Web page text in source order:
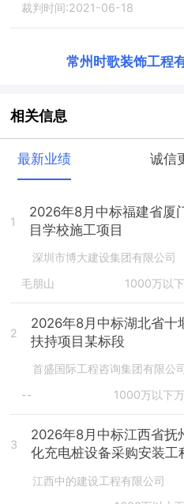
裁判时间:2021-06-18
常州时歌装饰工程
相关信息
最新业绩 诚信
1
2026年8月中标福建省厦
目学校施工项目
深圳市博大建设集团有限公司
毛朋山
1000万以
2
2026年8月中标湖北省十
扶持项目某标段
首盛国际工程咨询集团有限公司
--
1000万以下万
3
2026年8月中标江西省抚
化充电桩设备采购安装工
江西中的建设工程有限公司